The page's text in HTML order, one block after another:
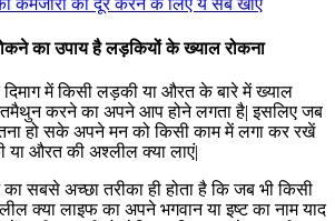
कमजोरी को दूर करने के लिए ये सब खाएं
का उपाय है लड़कियों के ख्याल रोकना
में किसी लड़की या औरत के बारे में ख्याल
करने का अपने आप होने लगता है| इसलिए जब
हो सके अपने मन को किसी काम में लगा कर रखें
औरत की अश्लील क्या लाएं|
सबसे अच्छा तरीका ही होता है कि जब भी किसी
क्या लाइफ का अपने भगवान या इष्ट का नाम याद